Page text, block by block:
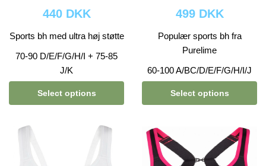
440 DKK
Sports bh med ultra høj støtte
70-90 D/E/F/G/H/I + 75-85
J/K
Select options
499 DKK
Populær sports bh fra
Purelime
60-100 A/BC/D/E/F/G/H/I/J
Select options